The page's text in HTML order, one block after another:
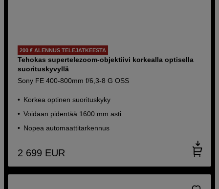
200 € ALENNUS TELEJATKEESTA
Tehokas supertelezoom-objektiivi korkealla optisella
suorituskyvyllä
Sony FE 400-800mm f/6,3-8 G OSS
Korkea optinen suorituskyky
Voidaan pidentää 1600 mm asti
Nopea automaattitarkennus
2 699 EUR